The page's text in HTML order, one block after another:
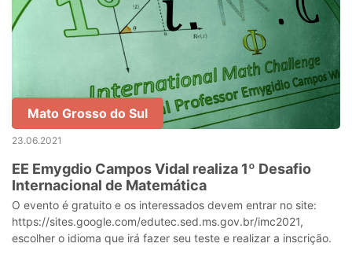
Mato Grosso do Sul
23.06.2021
EE Emygdio Campos Vidal realiza 1º Desafio
Internacional de Matemática
O evento é gratuito e os interessados devem entrar no site:
https://sites.google.com/edutec.sed.ms.gov.br/imc2021,
escolher o idioma que irá fazer seu teste e realizar a inscrição.